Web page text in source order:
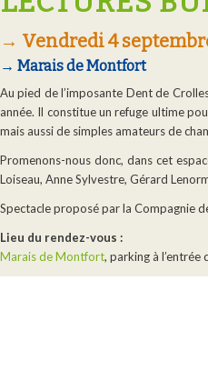
→ Vendredi 4
→ Marais de Montfort
Au pied de l’imposante Dent de
année. Il constitue un refuge ultime
mais aussi de simples amateurs de
Promenons-nous donc, dans cet
Loiseau, Anne Sylvestre, Gérard
Spectacle proposé par la Compagnie
Lieu du rendez-vous :
Marais de Montfort, parking à l’entrée